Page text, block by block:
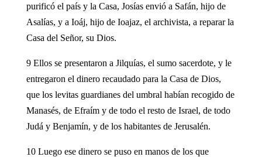
purificó el país y la Casa, Josías envió a Safán, hijo de
Asalías, y a Ioáj, hijo de Ioajaz, el archivista, a reparar la
Casa del Señor, su Dios.
9 Ellos se presentaron a Jilquías, el sumo sacerdote, y le
entregaron el dinero recaudado para la Casa de Dios,
que los levitas guardianes del umbral habían recogido de
Manasés, de Efraím y de todo el resto de Israel, de todo
Judá y Benjamín, y de los habitantes de Jerusalén.
10 Luego ese dinero se puso en manos de los que